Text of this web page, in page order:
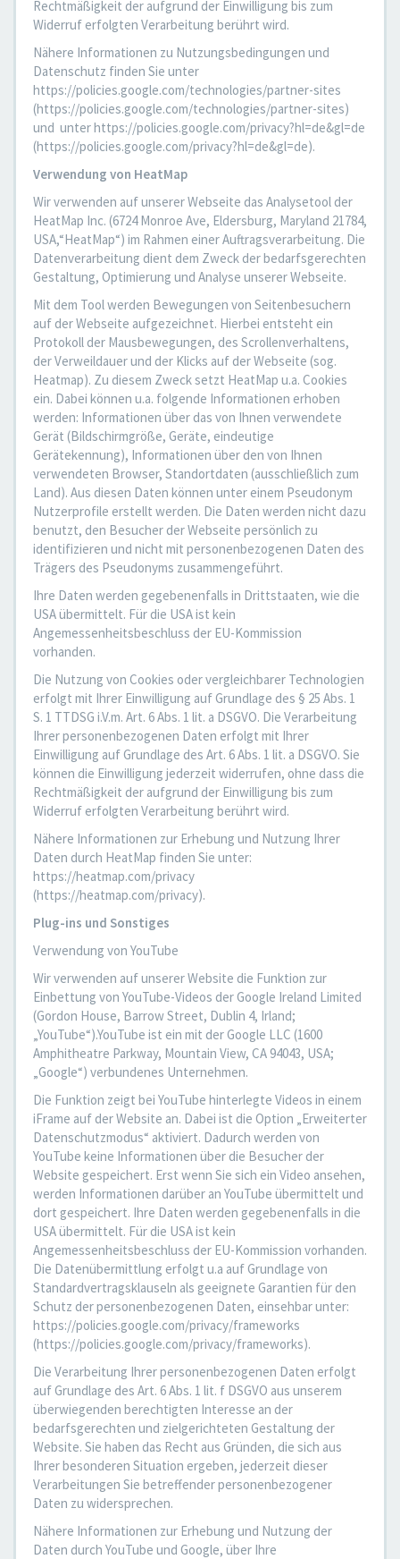
Rechtmäßigkeit der aufgrund der Einwilligung bis zum
Widerruf erfolgten Verarbeitung berührt wird.
Nähere Informationen zu Nutzungsbedingungen und
Datenschutz finden Sie unter
https://policies.google.com/technologies/partner-sites
(https://policies.google.com/technologies/partner-sites)
und unter https://policies.google.com/privacy?hl=de&gl=de
(https://policies.google.com/privacy?hl=de&gl=de).
Verwendung von HeatMap
Wir verwenden auf unserer Webseite das Analysetool der
HeatMap Inc. (6724 Monroe Ave, Eldersburg, Maryland 21784,
USA,“HeatMap“) im Rahmen einer Auftragsverarbeitung. Die
Datenverarbeitung dient dem Zweck der bedarfsgerechten
Gestaltung, Optimierung und Analyse unserer Webseite.
Mit dem Tool werden Bewegungen von Seitenbesuchern
auf der Webseite aufgezeichnet. Hierbei entsteht ein
Protokoll der Mausbewegungen, des Scrollenverhaltens,
der Verweildauer und der Klicks auf der Webseite (sog.
Heatmap). Zu diesem Zweck setzt HeatMap u.a. Cookies
ein. Dabei können u.a. folgende Informationen erhoben
werden: Informationen über das von Ihnen verwendete
Gerät (Bildschirmgröße, Geräte, eindeutige
Gerätekennung), Informationen über den von Ihnen
verwendeten Browser, Standortdaten (ausschließlich zum
Land). Aus diesen Daten können unter einem Pseudonym
Nutzerprofile erstellt werden. Die Daten werden nicht dazu
benutzt, den Besucher der Webseite persönlich zu
identifizieren und nicht mit personenbezogenen Daten des
Trägers des Pseudonyms zusammengeführt.
Ihre Daten werden gegebenenfalls in Drittstaaten, wie die
USA übermittelt. Für die USA ist kein
Angemessenheitsbeschluss der EU-Kommission
vorhanden.
Die Nutzung von Cookies oder vergleichbarer Technologien
erfolgt mit Ihrer Einwilligung auf Grundlage des § 25 Abs. 1
S. 1 TTDSG i.V.m. Art. 6 Abs. 1 lit. a DSGVO. Die Verarbeitung
Ihrer personenbezogenen Daten erfolgt mit Ihrer
Einwilligung auf Grundlage des Art. 6 Abs. 1 lit. a DSGVO. Sie
können die Einwilligung jederzeit widerrufen, ohne dass die
Rechtmäßigkeit der aufgrund der Einwilligung bis zum
Widerruf erfolgten Verarbeitung berührt wird.
Nähere Informationen zur Erhebung und Nutzung Ihrer
Daten durch HeatMap finden Sie unter:
https://heatmap.com/privacy
(https://heatmap.com/privacy).
Plug-ins und Sonstiges
Verwendung von YouTube
Wir verwenden auf unserer Website die Funktion zur
Einbettung von YouTube-Videos der Google Ireland Limited
(Gordon House, Barrow Street, Dublin 4, Irland;
„YouTube“).YouTube ist ein mit der Google LLC (1600
Amphitheatre Parkway, Mountain View, CA 94043, USA;
„Google“) verbundenes Unternehmen.
Die Funktion zeigt bei YouTube hinterlegte Videos in einem
iFrame auf der Website an. Dabei ist die Option „Erweiterter
Datenschutzmodus“ aktiviert. Dadurch werden von
YouTube keine Informationen über die Besucher der
Website gespeichert. Erst wenn Sie sich ein Video ansehen,
werden Informationen darüber an YouTube übermittelt und
dort gespeichert. Ihre Daten werden gegebenenfalls in die
USA übermittelt. Für die USA ist kein
Angemessenheitsbeschluss der EU-Kommission vorhanden.
Die Datenübermittlung erfolgt u.a auf Grundlage von
Standardvertragsklauseln als geeignete Garantien für den
Schutz der personenbezogenen Daten, einsehbar unter:
https://policies.google.com/privacy/frameworks
(https://policies.google.com/privacy/frameworks).
Die Verarbeitung Ihrer personenbezogenen Daten erfolgt
auf Grundlage des Art. 6 Abs. 1 lit. f DSGVO aus unserem
überwiegenden berechtigten Interesse an der
bedarfsgerechten und zielgerichteten Gestaltung der
Website. Sie haben das Recht aus Gründen, die sich aus
Ihrer besonderen Situation ergeben, jederzeit dieser
Verarbeitungen Sie betreffender personenbezogener
Daten zu widersprechen.
Nähere Informationen zur Erhebung und Nutzung der
Daten durch YouTube und Google, über Ihre